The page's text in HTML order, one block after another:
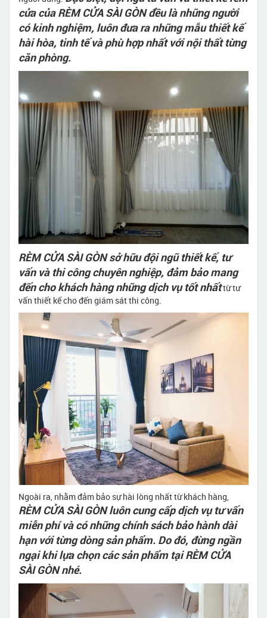
cửa của RÈM CỬA SÀI GÒN đều là những người
có kinh nghiệm, luôn đưa ra những mẫu thiết kế
hài hòa, tinh tế và phù hợp nhất với nội thất từng
căn phòng.
RÈM CỬA SÀI GÒN sở hữu đội ngũ thiết kế, tư
vấn và thi công chuyên nghiệp, đảm bảo mang
đến cho khách hàng những dịch vụ tốt nhấttừ tư
vấn thiết kế cho đến giám sát thi công.
Ngoài ra, nhằm đảm bảo sự hài lòng nhất từ khách hàng,
RÈM CỬA SÀI GÒN luôn cung cấp dịch vụ tư vấn
miễn phí và có những chính sách bảo hành dài
hạn với từng dòng sản phẩm. Do đó, đừng ngần
ngại khi lựa chọn các sản phẩm tại RÈM CỬA
SÀI GÒN nhé.